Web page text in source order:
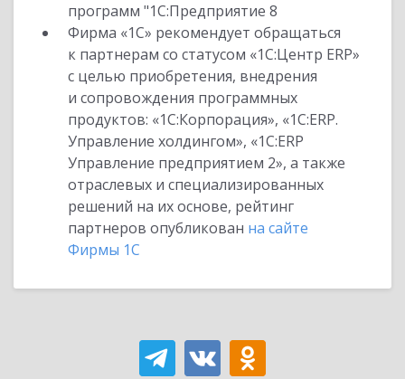
программ "1С:Предприятие 8
Фирма «1С» рекомендует обращаться
к партнерам со статусом «1С:Центр ERP»
с целью приобретения, внедрения
и сопровождения программных
продуктов: «1С:Корпорация», «1С:ERP.
Управление холдингом», «1С:ERP
Управление предприятием 2», а также
отраслевых и специализированных
решений на их основе, рейтинг
партнеров опубликован на сайте
Фирмы 1С